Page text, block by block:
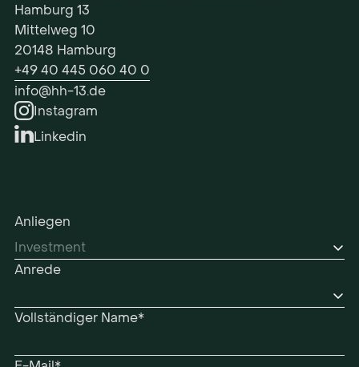
Hamburg 13
Mittelweg 10
20148 Hamburg
+49 40 445 060 40 0
info@hh-13.de
Instagram
Linkedin
Anliegen
Anrede
Vollständiger Name*